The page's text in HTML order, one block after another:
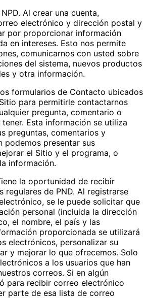
Al crear una cuenta,
electrónico y dirección postal y
por proporcionar información
en intereses. Esto nos permite
comunicarnos con usted sobre
del sistema, nuevos productos
y otra información.
formularios de Contacto ubicados
para permitirle contactarnos
pregunta, comentario o
Esta información se utiliza
preguntas, comentarios y
podemos presentar sus
el Sitio y el programa, o
información.
la oportunidad de recibir
regulares de PND. Al registrarse
se le puede solicitar que
personal (incluida la dirección
el nombre, el país y las
proporcionada se utilizará
electrónicos, personalizar su
y mejorar lo que ofrecemos. Solo
a los usuarios que han
correos. Si en algún
para recibir correo electrónico
parte de esa lista de correo